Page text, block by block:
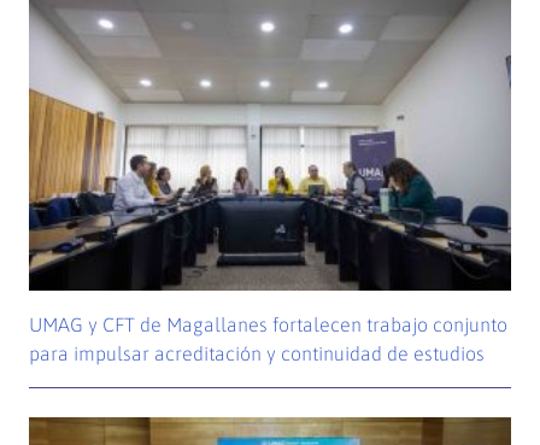
UMAG y CFT de Magallanes fortalecen trabajo conjunto
para impulsar acreditación y continuidad de estudios